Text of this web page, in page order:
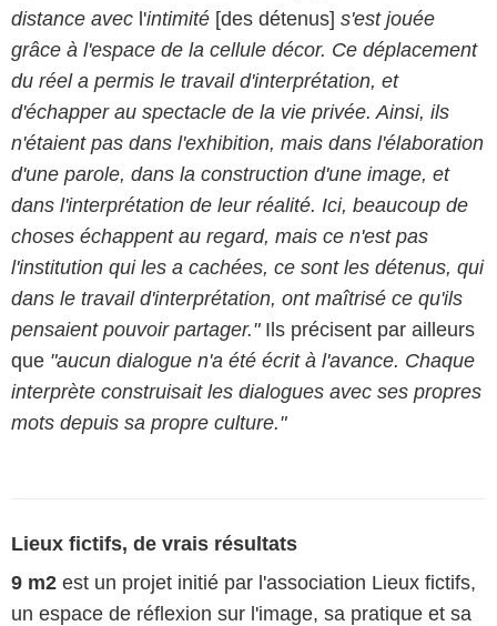
distance avec l'intimité [des détenus] s'est jouée
grâce à l'espace de la cellule décor. Ce déplacement
du réel a permis le travail d'interprétation, et
d'échapper au spectacle de la vie privée. Ainsi, ils
n'étaient pas dans l'exhibition, mais dans l'élaboration
d'une parole, dans la construction d'une image, et
dans l'interprétation de leur réalité. Ici, beaucoup de
choses échappent au regard, mais ce n'est pas
l'institution qui les a cachées, ce sont les détenus, qui
dans le travail d'interprétation, ont maîtrisé ce qu'ils
pensaient pouvoir partager."Ils précisent par ailleurs
que "aucun dialogue n'a été écrit à l'avance. Chaque
interprète construisait les dialogues avec ses propres
mots depuis sa propre culture."
Lieux fictifs, de vrais résultats
9 m2 est un projet initié par l'association Lieux fictifs,
un espace de réflexion sur l'image, sa pratique et sa